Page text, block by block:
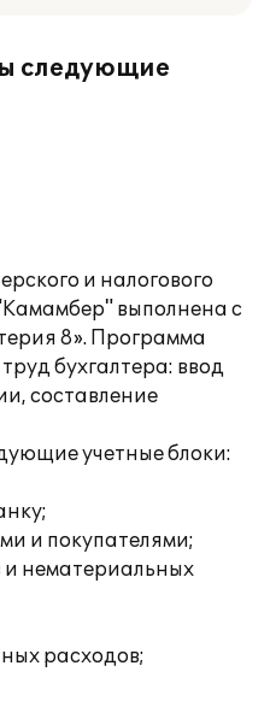
следующие
и налогового
выполнена с
8». Программа
бухгалтера: ввод
составление
учетные блоки:
и покупателями;
и нематериальных
расходов;